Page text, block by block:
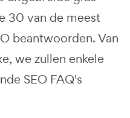
30 van de meest
beantwoorden. Van
we zullen enkele
SEO FAQ's